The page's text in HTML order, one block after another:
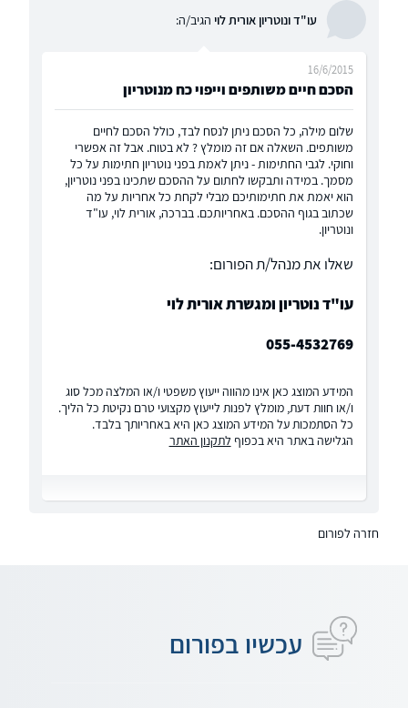
עו"ד ונוטריון אורית לוי הגיב/ה:
הסכם חיים משותפים וייפוי כח מנוטריון
16/6/2015
שלום מילה, כל הסכם ניתן לנסח לבד, כולל הסכם לחיים
משותפים. השאלה אם זה מומלץ ? לא בטוח. אבל זה אפשרי
וחוקי. לגבי החתימות - ניתן לאמת בפני נוטריון חתימות על כל
מסמך. במידה ותבקשו לחתום על ההסכם שתכינו בפני נוטריון,
הוא יאמת את חתימותיכם מבלי לקחת כל אחריות על מה
שכתוב בגוף ההסכם. באחריותכם. בברכה, אורית לוי, עו"ד
ונוטריון.
שאלו את מנהל/ת הפורום:
עו"ד נוטריון ומגשרת אורית לוי
055-4532769
המידע המוצג כאן אינו מהווה ייעוץ משפטי ו/או המלצה מכל סוג
ו/או חוות דעת, מומלץ לפנות לייעוץ מקצועי טרם נקיטת כל הליך.
כל הסתמכות על המידע המוצג כאן היא באחריותך בלבד.
הגלישה באתר היא בכפוף לתקנון האתר
חזרה לפורום
עכשיו בפורום